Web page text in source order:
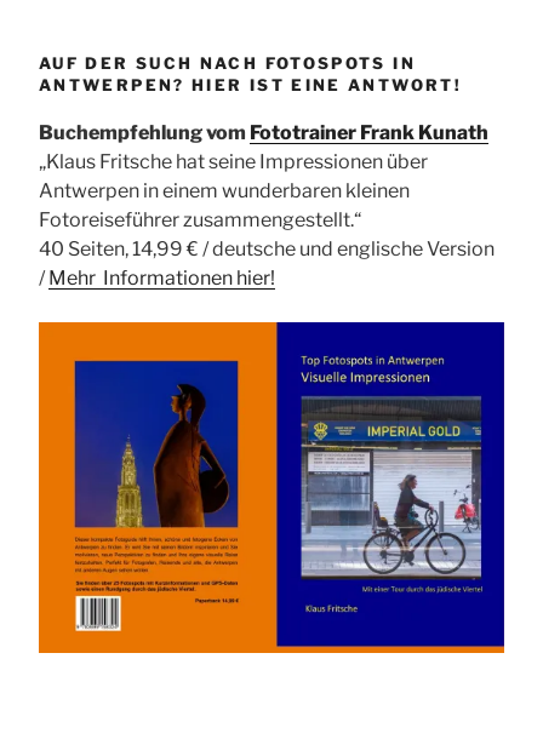
AUF DER SUCH NACH FOTOSPOTS IN
ANTWERPEN? HIER IST EINE ANTWORT!
Buchempfehlung vom Fototrainer Frank Kunath
„Klaus Fritsche hat seine Impressionen über
Antwerpen in einem wunderbaren kleinen
Fotoreiseführer zusammengestellt.“
40 Seiten, 14,99 € / deutsche und englische Version
/Mehr Informationen hier!